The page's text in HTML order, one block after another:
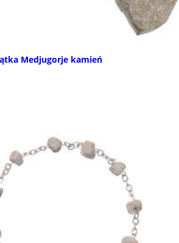
Medjugorje kamień